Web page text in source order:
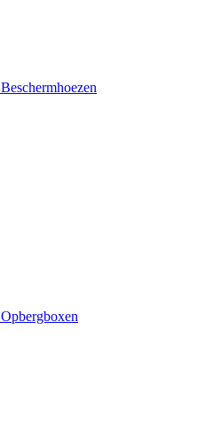
Beschermhoezen
Opbergboxen